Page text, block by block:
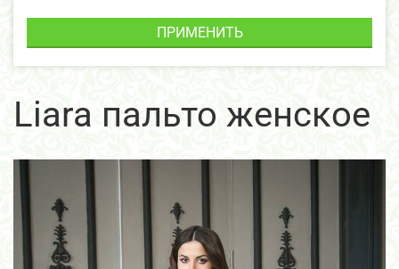
ПРИМЕНИТЬ
Liara пальто женское